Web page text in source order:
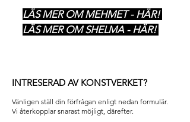
LÄS MER OM MEHMET - HÄR!
LÄS MER OM SHELMA - HÄR!
INTRESERAD AV KONSTVERKET?
Vänligen ställ din förfrågan enligt nedan formulär.
Vi återkopplar snarast möjligt, därefter. ​